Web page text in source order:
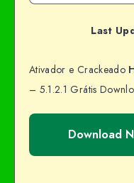
Last
Ativador e Crackeado
– 5.1.2.1 Grátis
Download